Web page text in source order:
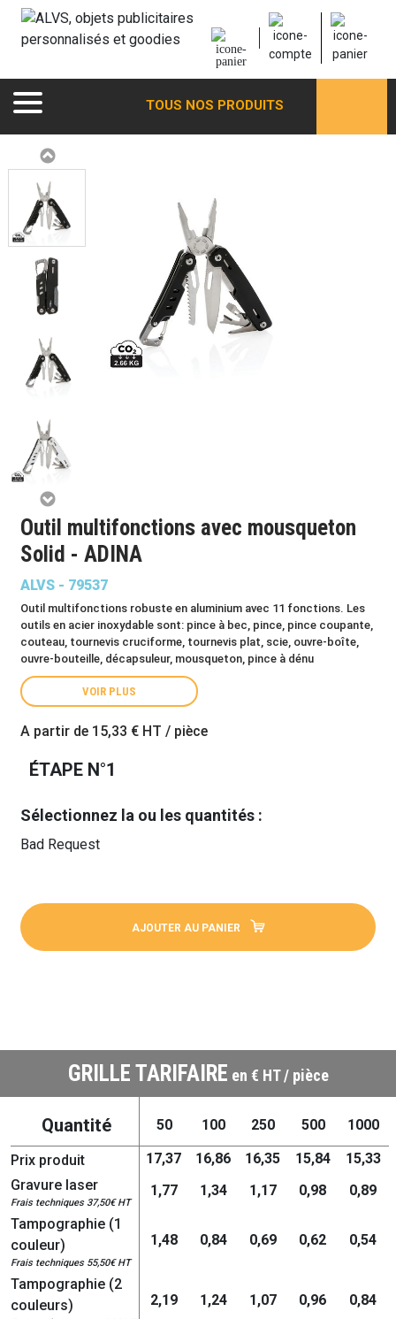
TOUS NOS PRODUITS
Outil multifonctions avec mousqueton
Solid - ADINA
ALVS - 79537
Outil multifonctions robuste en aluminium avec 11 fonctions. Les
outils en acier inoxydable sont: pince à bec, pince, pince coupante,
couteau, tournevis cruciforme, tournevis plat, scie, ouvre-boîte,
ouvre-bouteille, décapsuleur, mousqueton, pince à dénu
VOIR PLUS
A partir de 15,33 € HT / pièce
ÉTAPE N°1
Sélectionnez la ou les quantités :
Bad Request
AJOUTER AU PANIER
GRILLE TARIFAIRE en € HT / pièce
Quantité 50 100 250 500 1000
Prix produit 17,37 16,86 16,35 15,84
15,33
Gravure laser
Frais techniques 37,50€ HT
1,77 1,34 1,17 0,98
0,89
Tampographie (1
couleur)
Frais techniques 55,50€ HT
1,48 0,84 0,69 0,62 0,54
Tampographie (2
couleurs)
2,19 1,24 1,07 0,96 0,84